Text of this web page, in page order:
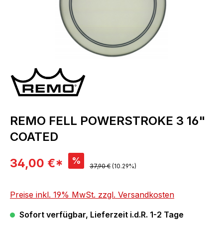
REMO FELL POWERSTROKE 3 16"
COATED
Verkaufspreis:
34,00 €* % Regulärer Preis:
37,90 € (10.29%)
Preise inkl. 19% MwSt. zzgl. Versandkosten
Sofort verfügbar, Lieferzeit i.d.R. 1-2 Tage